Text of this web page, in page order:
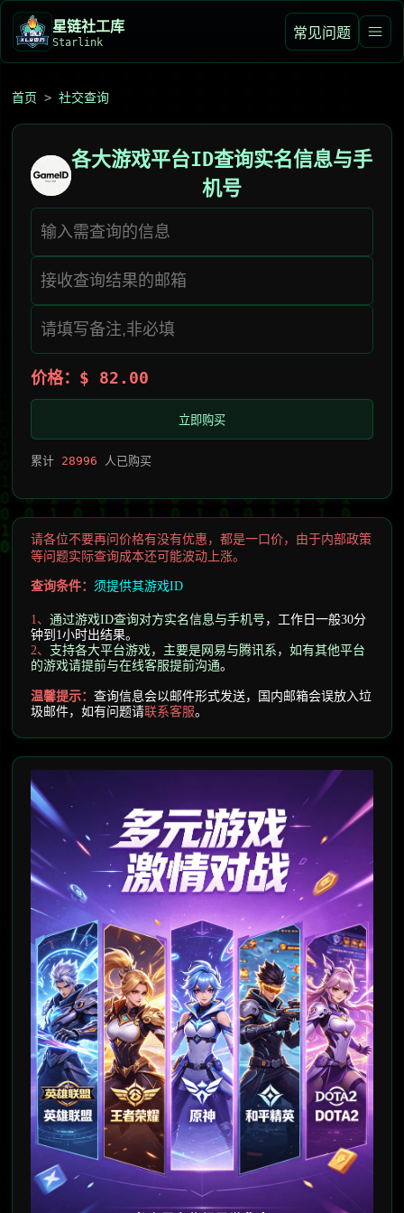
星链社工库️
Starlink
常见问题
首页 >社交查询
各大游戏平台ID查询实名信息与手
机号
价格：$ 82.00
立即购买
累计 28996 人已购买
请各位不要再问价格有没有优惠，都是一口价，由于内部政策
等问题实际查询成本还可能波动上涨。
查询条件： 须提供其游戏ID
1、通过游戏ID查询对方实名信息与手机号 ，工作日一般30分
钟到1小时出结果。
2、 支持各大平台游戏，主要是网易与腾讯系，如有其他平台
的游戏请提前与在线客服提前沟通。
温馨提示：查询信息会以邮件形式发送，
国内邮箱会误放入垃
圾邮件，如有问题请联系客服。